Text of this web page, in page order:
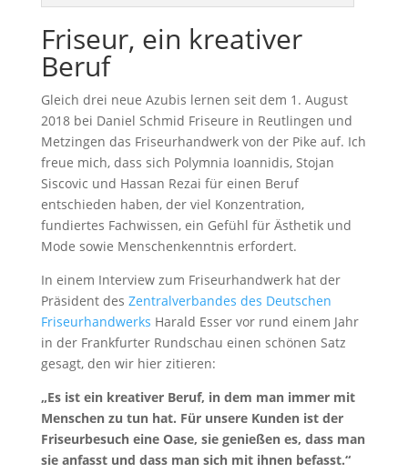
Friseur, ein kreativer
Beruf
Gleich drei neue Azubis lernen seit dem 1. August
2018 bei Daniel Schmid Friseure in Reutlingen und
Metzingen das Friseurhandwerk von der Pike auf. Ich
freue mich, dass sich Polymnia Ioannidis, Stojan
Siscovic und Hassan Rezai für einen Beruf
entschieden haben, der viel Konzentration,
fundiertes Fachwissen, ein Gefühl für Ästhetik und
Mode sowie Menschenkenntnis erfordert.
In einem Interview zum Friseurhandwerk hat der
Präsident des Zentralverbandes des Deutschen
Friseurhandwerks Harald Esser vor rund einem Jahr
in der Frankfurter Rundschau einen schönen Satz
gesagt, den wir hier zitieren:
„Es ist ein kreativer Beruf, in dem man immer mit
Menschen zu tun hat. Für unsere Kunden ist der
Friseurbesuch eine Oase, sie genießen es, dass man
sie anfasst und dass man sich mit ihnen befasst.“